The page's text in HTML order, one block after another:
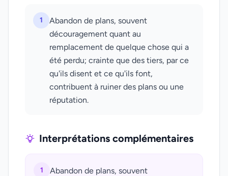
1
Abandon de plans, souvent
découragement quant au
remplacement de quelque chose qui a
été perdu; crainte que des tiers, par ce
qu'ils disent et ce qu'ils font,
contribuent à ruiner des plans ou une
réputation.
Interprétations complémentaires
1
Abandon de plans, souvent